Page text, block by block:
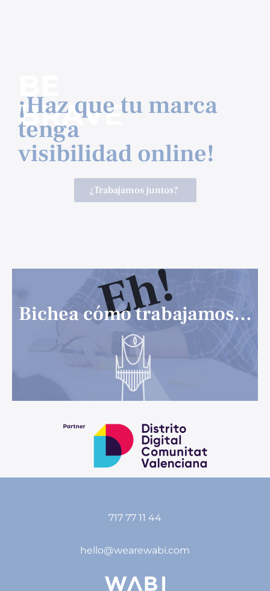
BRAVE
¡Haz que tu marca
tenga
visibilidad online!
¿Trabajamos juntos?
Bichea cómo trabajamos…
717 77 11 44
hello@wearewabi.com